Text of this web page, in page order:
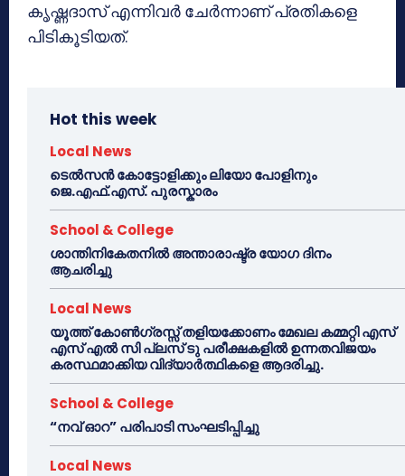
കൃഷ്ണദാസ് എന്നിവർ ചേർന്നാണ് പ്രതികളെ
പിടികൂടിയത്.
Hot this week
Local News
ടെൽസൻ കോട്ടോളിക്കും ലിയോ പോളിനും
ജെ.എഫ്.എസ്. പുരസ്കാരം
School & College
ശാന്തിനികേതനിൽ അന്താരാഷ്ട്ര യോഗ ദിനം
ആചരിച്ചു
Local News
യൂത്ത് കോൺഗ്രസ്സ് തളിയക്കോണം മേഖല കമ്മറ്റി എസ്
എസ് എൽ സി പ്ലസ് ടു പരീക്ഷകളിൽ ഉന്നതവിജയം
കരസ്ഥമാക്കിയ വിദ്യാർത്ഥികളെ ആദരിച്ചു.
School & College
“നവ് ഓറ” പരിപാടി സംഘടിപ്പിച്ചു
Local News